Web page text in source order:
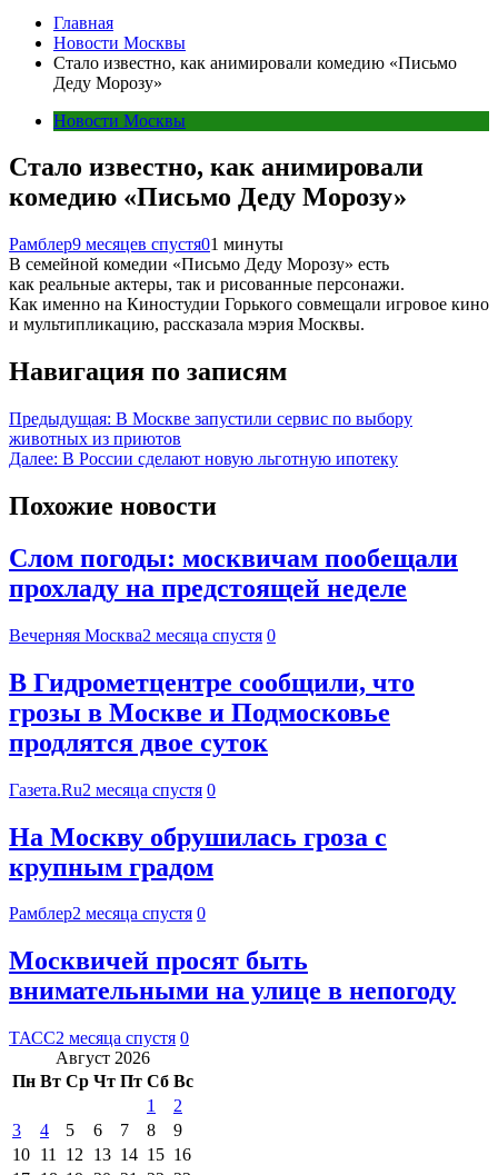
Главная
Новости Москвы
Стало известно, как анимировали комедию «Письмо
Деду Морозу»
Новости Москвы
Стало известно, как анимировали
комедию «Письмо Деду Морозу»
Рамблер9 месяцев спустя01 минуты
В семейной комедии «Письмо Деду Морозу» есть
как реальные актеры, так и рисованные персонажи.
Как именно на Киностудии Горького совмещали игровое кино
и мультипликацию, рассказала мэрия Москвы.
Навигация по записям
Предыдущая: В Москве запустили сервис по выбору
животных из приютов
Далее: В России сделают новую льготную ипотеку
Похожие новости
Слом погоды: москвичам пообещали
прохладу на предстоящей неделе
Вечерняя Москва2 месяца спустя 0
В Гидрометцентре сообщили, что
грозы в Москве и Подмосковье
продлятся двое суток
Газета.Ru2 месяца спустя 0
На Москву обрушилась гроза с
крупным градом
Рамблер2 месяца спустя 0
Москвичей просят быть
внимательными на улице в непогоду
ТАСС2 месяца спустя 0
Август 2026
Пн Вт Ср Чт Пт Сб Вс
1
2
3
4 5 6 7 8
9
10 11 12 13 14 15 16